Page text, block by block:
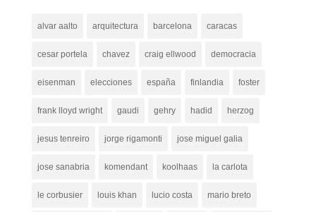
alvar aalto arquitectura barcelona caracas
cesar portela chavez craig ellwood democracia
eisenman elecciones españa finlandia foster
frank lloyd wright gaudi gehry hadid herzog
jesus tenreiro jorge rigamonti jose miguel galia
jose sanabria komendant koolhaas la carlota
le corbusier louis khan lucio costa mario breto